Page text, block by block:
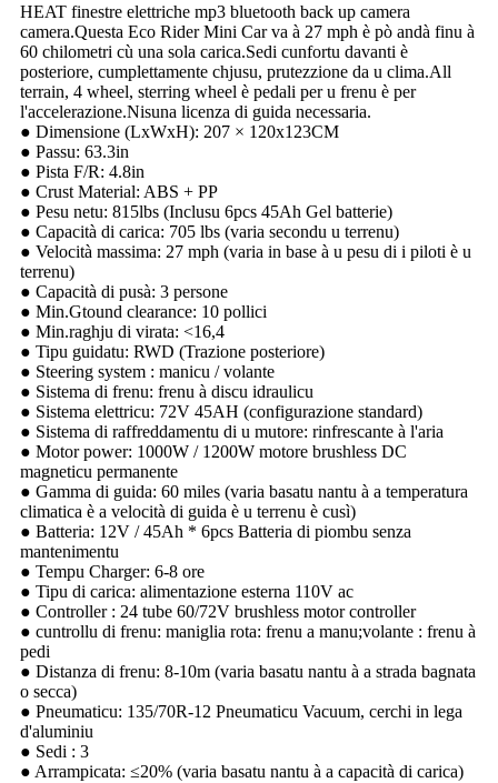
HEAT finestre elettriche mp3 bluetooth back up camera
camera.Questa Eco Rider Mini Car va à 27 mph è pò andà finu à
60 chilometri cù una sola carica.Sedi cunfortu davanti è
posteriore, cumplettamente chjusu, prutezzione da u clima.All
terrain, 4 wheel, sterring wheel è pedali per u frenu è per
l'accelerazione.Nisuna licenza di guida necessaria.
● Dimensione (LxWxH): 207 × 120x123CM
● Passu: 63.3in
● Pista F/R: 4.8in
● Crust Material: ABS + PP
● Pesu netu: 815lbs (Inclusu 6pcs 45Ah Gel batterie)
● Capacità di carica: 705 lbs (varia secondu u terrenu)
● Velocità massima: 27 mph (varia in base à u pesu di i piloti è u
terrenu)
● Capacità di pusà: 3 persone
● Min.Gtound clearance: 10 pollici
● Min.raghju di virata: <16,4
● Tipu guidatu: RWD (Trazione posteriore)
● Steering system : manicu / volante
● Sistema di frenu: frenu à discu idraulicu
● Sistema elettricu: 72V 45AH (configurazione standard)
● Sistema di raffreddamentu di u mutore: rinfrescante à l'aria
● Motor power: 1000W / 1200W motore brushless DC
magneticu permanente
● Gamma di guida: 60 miles (varia basatu nantu à a temperatura
climatica è a velocità di guida è u terrenu è cusì)
● Batteria: 12V / 45Ah * 6pcs Batteria di piombu senza
mantenimentu
● Tempu Charger: 6-8 ore
● Tipu di carica: alimentazione esterna 110V ac
● Controller : 24 tube 60/72V brushless motor controller
● cuntrollu di frenu: maniglia rota: frenu a manu;volante : frenu à
pedi
● Distanza di frenu: 8-10m (varia basatu nantu à a strada bagnata
o secca)
● Pneumaticu: 135/70R-12 Pneumaticu Vacuum, cerchi in lega
d'aluminiu
● Sedi : 3
● Arrampicata: ≤20% (varia basatu nantu à a capacità di carica)